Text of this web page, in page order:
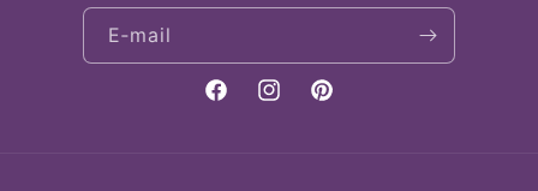
E‑mail
FacebookInstagramPinterest